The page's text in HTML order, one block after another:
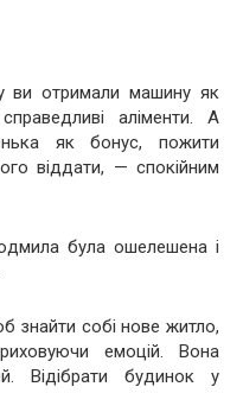
ви отримали машину як
аліменти. А
як бонус, пожити
віддати, — спокійним
була ошелешена і
знайти собі нове житло,
емоцій. Вона
Відібрати будинок у